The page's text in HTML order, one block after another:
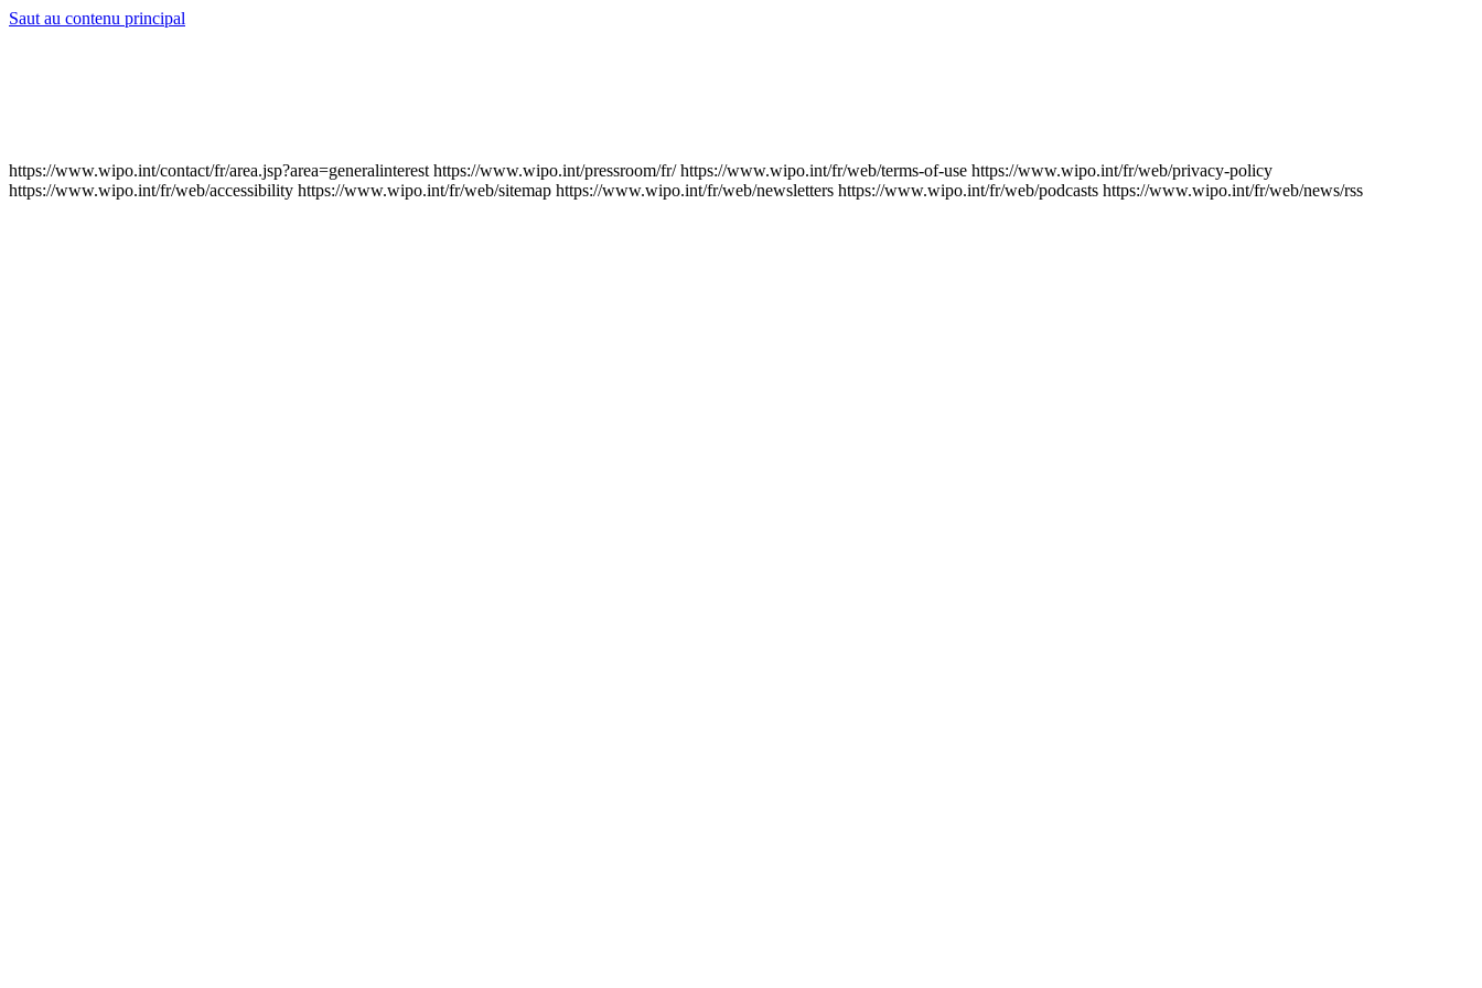
Saut au contenu principal
https://www.wipo.int/contact/fr/area.jsp?area=generalinterest https://www.wipo.int/pressroom/fr/ https://www.wipo.int/fr/web/terms-of-use https://www.wipo.int/fr/web/privacy-policy
https://www.wipo.int/fr/web/accessibility https://www.wipo.int/fr/web/sitemap https://www.wipo.int/fr/web/newsletters https://www.wipo.int/fr/web/podcasts https://www.wipo.int/fr/web/news/rss